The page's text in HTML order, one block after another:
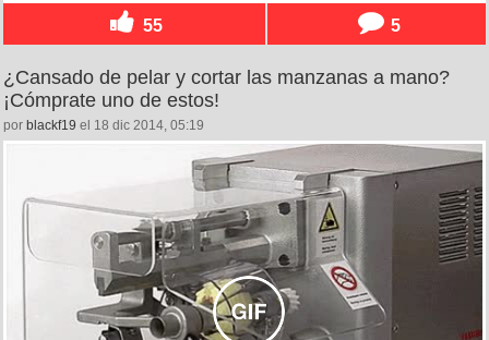
55 5
¿Cansado de pelar y cortar las manzanas a mano?
¡Cómprate uno de estos!
por blackf19 el 18 dic 2014, 05:19